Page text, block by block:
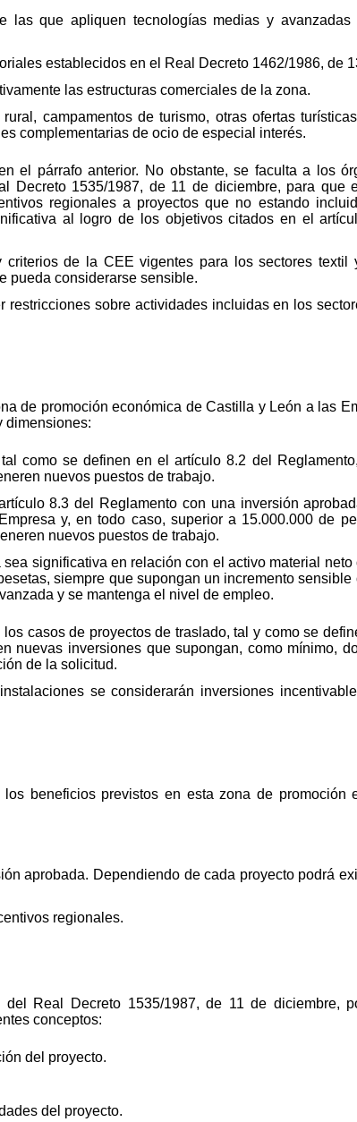
las que apliquen tecnologías medias y
establecidos en el Real Decreto 1462/1986, de
las estructuras comerciales de la zona.
campamentos de turismo, otras ofertas
complementarias de ocio de especial interés.
el párrafo anterior. No obstante, se faculta a los
Decreto 1535/1987, de 11 de diciembre, para que
regionales a proyectos que no estando
al logro de los objetivos citados en el
de la CEE vigentes para los sectores textil
pueda considerarse sensible.
sobre actividades incluidas en los
de promoción económica de Castilla y León a las
dimensiones:
como se definen en el artículo 8.2 del
nuevos puestos de trabajo.
8.3 del Reglamento con una inversión
y, en todo caso, superior a 15.000.000 de
nuevos puestos de trabajo.
significativa en relación con el activo material
siempre que supongan un incremento
y se mantenga el nivel de empleo.
casos de proyectos de traslado, tal y como se
nuevas inversiones que supongan, como mínimo,
de la solicitud.
se considerarán inversiones
beneficios previstos en esta zona de promoción
aprobada. Dependiendo de cada proyecto podrá
regionales.
Real Decreto 1535/1987, de 11 de diciembre,
conceptos:
del proyecto.
del proyecto.